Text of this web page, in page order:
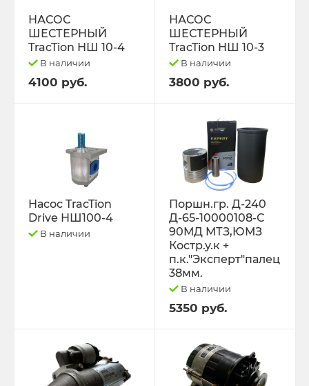
НАСОС
ШЕСТЕРНЫЙ
TracTion НШ 10-4
В наличии
4100 руб.
НАСОС
ШЕСТЕРНЫЙ
TracTion НШ 10-3
В наличии
3800 руб.
Насос TracTion
Drive НШ100-4
В наличии
Поршн.гр. Д-240
Д-65-10000108-С
90МД МТЗ,ЮМЗ
Костр.у.к +
п.к."Эксперт"палец
38мм.
В наличии
5350 руб.
Свободный код
СЕЛЬХОЗ-МАШИНЫ
ТО-49 , ТО-30. ТО-28
ТОПЛИВОПРОВОДЫ.
Трактор ДТ-175 (ВОЛГАРЬ). ВТ-100
Трактор ДТ-75,Т-4,ТДТ-55 дв.А-41/01,
Трактор К-701 К-744 К-702
Трактор МТЗ-1221 1522 1523 1025 2022.3